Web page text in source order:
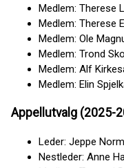
Medlem: Therese
Medlem: Therese
Medlem: Ole
Medlem: Trond
Medlem: Alf
Medlem: Elin
Appellutvalg (2025-
Leder: Jeppe
Nestleder: Anne